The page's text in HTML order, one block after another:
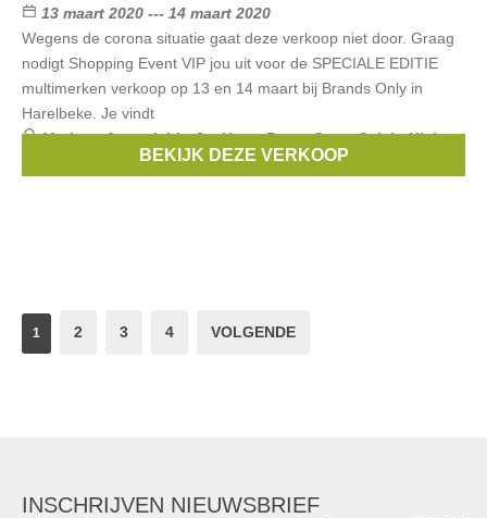
13 maart 2020 --- 14 maart 2020
Wegens de corona situatie gaat deze verkoop niet door. Graag
nodigt Shopping Event VIP jou uit voor de SPECIALE EDITIE
multimerken verkoop op 13 en 14 maart bij Brands Only in
Harelbeke. Je vindt
Merken:Armani,Liu Jo,Hugo Boss,Gant,Calvin Klein,
BEKIJK DEZE VERKOOP
1 2 3 4 VOLGENDE
INSCHRIJVEN NIEUWSBRIEF